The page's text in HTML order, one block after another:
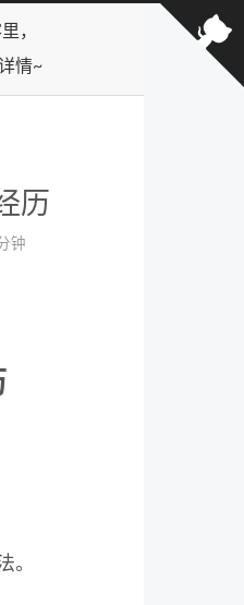
，
情~
历
钟
。